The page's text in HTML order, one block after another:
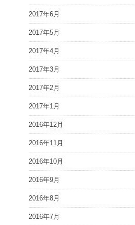
2017年6月
2017年5月
2017年4月
2017年3月
2017年2月
2017年1月
2016年12月
2016年11月
2016年10月
2016年9月
2016年8月
2016年7月